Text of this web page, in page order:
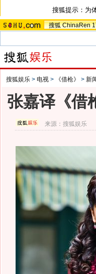
搜狐提示：为
搜狐 ChinaRen
搜狐娱乐 > 电视 > 《借枪》 > 新
张嘉译《借
来源：搜狐娱乐